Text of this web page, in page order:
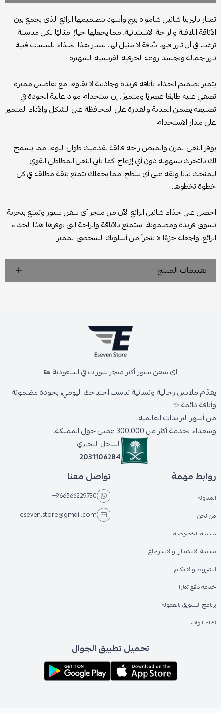
تمتاز باليرينا شانيل شامواه بيج وأسود بتصميمها الرائع الذي يجمع بين
الأناقة اللافتة والراحة الاستثنائية، مما يجعلها خيارًا مثاليًا لكل مناسبة
ترغب في أن تبرز فيها بأناقة لا مثيل لها. يتميز هذا الحذاء بلمسات فنية
تبرز جماله ويجسد روعة الحرفية الفرنسية الشهيرة.
يتميز تصميم الحذاء بأناقة فريدة وجاذبية لا تقاوم، مع تفاصيل مميزة
تضفي عليه طابعًا عصريًا ومتميزًا. إن استخدام مواد عالية الجودة في
تصنيعه يضمن المتانة والقدرة على المحافظة على الشكل والأداء المتميز
على مدار الاستخدام.
يوفر النعل المرن والمبطن راحة فائقة لقدميك طوال اليوم، مما يسمح
لك بالتحرك بسهولة دون أي إزعاج. كما يأتي النعل المطاطي القوي
ليمنحك ثباتًا وثقة على أي سطح، مما يجعلك تتمتع بثقة مطلقة في كل
خطوة تخطوها.
احصل على حذاء شانيل الرائع الآن من متجر آي سفن ستور وتمتع بتجربة
تسوق فريدة ومضمونة. استمتع بالأناقة والراحة التي يوفرها هذا الحذاء
الرائع، واجعله جزءًا لا يتجزأ من أسلوبك الشخصي المميز.
تقييمات المنتج
اي سفن ستور أكبر متجر شوزات في السعودية 👟
يقدّم ملابس رجالية ونسائية تناسب احتياجك اليومي، بجودة مضمونة
وأناقة دائمة ✨
من أشهر البراندات العالمية،
وسعداء بخدمة أكثر من 300,000 عميل حول المملكة.
السجل التجاري
2031106284
روابط مهمة
المدونة
من نحن
سياسة الخصوصية
سياسة الاستبدال والاسترجاع
الشروط والاحكام
خدمة دفع تمارا
برنامج التسويق بالعمولة
نظام الولاء
تواصل معنا
+966566229730
eseven.store@gmail.com
تحميل تطبيق الجوال